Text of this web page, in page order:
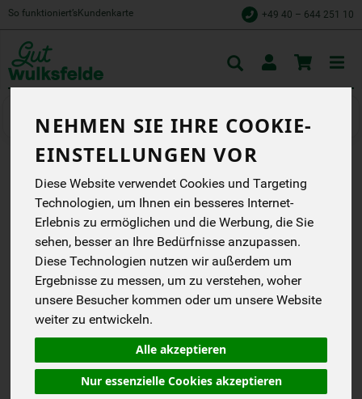
NEHMEN SIE IHRE COOKIE-
EINSTELLUNGEN VOR
Diese Website verwendet Cookies und Targeting
Technologien, um Ihnen ein besseres Internet-
Erlebnis zu ermöglichen und die Werbung, die Sie
sehen, besser an Ihre Bedürfnisse anzupassen.
Diese Technologien nutzen wir außerdem um
Ergebnisse zu messen, um zu verstehen, woher
unsere Besucher kommen oder um unsere Website
weiter zu entwickeln.
Alle akzeptieren
Nur essenzielle Cookies akzeptieren
So funktioniert’s Kundenkarte +49 40 – 644 251 10
Obst Zitrusfrüchte
LIMETTEN
Eosta
EG
0,56 € * / Stk
7,99 € / kg
1 Stück ca. 70g
Toggle